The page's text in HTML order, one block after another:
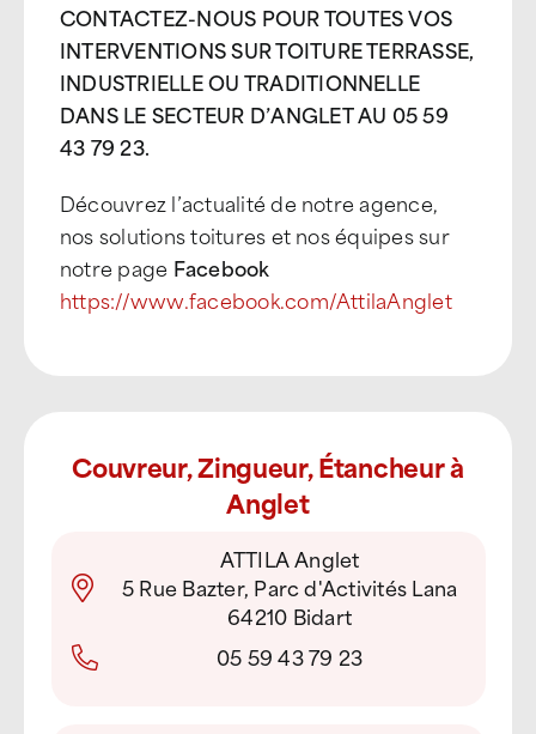
CONTACTEZ-NOUS POUR TOUTES VOS
INTERVENTIONS SUR TOITURE TERRASSE,
INDUSTRIELLE OU TRADITIONNELLE
DANS LE SECTEUR D’ANGLET AU 05 59
43 79 23.
Découvrez l’actualité de notre agence,
nos solutions toitures et nos équipes sur
notre page Facebook
https://www.facebook.com/AttilaAnglet
Couvreur, Zingueur, Étancheur à
Anglet
ATTILA Anglet
5 Rue Bazter, Parc d'Activités Lana
64210 Bidart
05 59 43 79 23